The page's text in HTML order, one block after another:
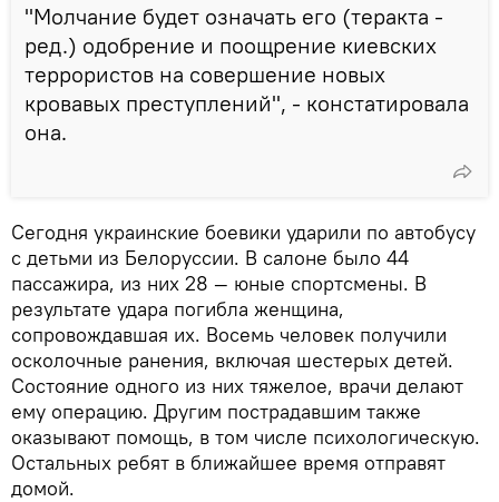
"Молчание будет означать его (теракта -
ред.) одобрение и поощрение киевских
террористов на совершение новых
кровавых преступлений", - констатировала
она.
Сегодня украинские боевики ударили по автобусу
с детьми из Белоруссии. В салоне было 44
пассажира, из них 28 — юные спортсмены. В
результате удара погибла женщина,
сопровождавшая их. Восемь человек получили
осколочные ранения, включая шестерых детей.
Состояние одного из них тяжелое, врачи делают
ему операцию. Другим пострадавшим также
оказывают помощь, в том числе психологическую.
Остальных ребят в ближайшее время отправят
домой.